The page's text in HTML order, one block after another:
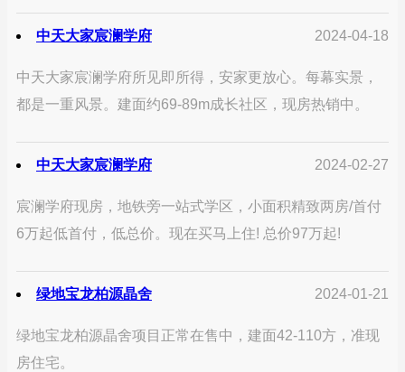
中天大家宸澜学府 2024-04-18
中天大家宸澜学府所见即所得，安家更放心。每幕实景，
都是一重风景。建面约69-89m成长社区，现房热销中。
中天大家宸澜学府 2024-02-27
宸澜学府现房，地铁旁一站式学区，小面积精致两房/首付
6万起低首付，低总价。现在买马上住! 总价97万起!
绿地宝龙柏源晶舍 2024-01-21
绿地宝龙柏源晶舍项目正常在售中，建面42-110方，准现
房住宅。